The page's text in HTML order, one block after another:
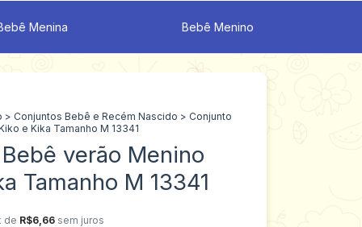
Menina Bebê Menino
> Conjuntos Bebê e Recém Nascido > Conjunto
e Kika Tamanho M 13341
verão Menino
Tamanho M 13341
de R$6,66 sem juros